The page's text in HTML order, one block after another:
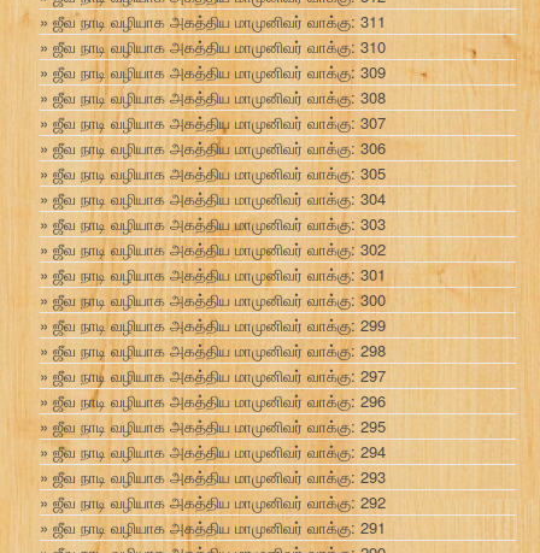
ஜீவ நாடி வழியாக அகத்திய மாமுனிவர் வாக்கு: 311
ஜீவ நாடி வழியாக அகத்திய மாமுனிவர் வாக்கு: 310
ஜீவ நாடி வழியாக அகத்திய மாமுனிவர் வாக்கு: 309
ஜீவ நாடி வழியாக அகத்திய மாமுனிவர் வாக்கு: 308
ஜீவ நாடி வழியாக அகத்திய மாமுனிவர் வாக்கு: 307
ஜீவ நாடி வழியாக அகத்திய மாமுனிவர் வாக்கு: 306
ஜீவ நாடி வழியாக அகத்திய மாமுனிவர் வாக்கு: 305
ஜீவ நாடி வழியாக அகத்திய மாமுனிவர் வாக்கு: 304
ஜீவ நாடி வழியாக அகத்திய மாமுனிவர் வாக்கு: 303
ஜீவ நாடி வழியாக அகத்திய மாமுனிவர் வாக்கு: 302
ஜீவ நாடி வழியாக அகத்திய மாமுனிவர் வாக்கு: 301
ஜீவ நாடி வழியாக அகத்திய மாமுனிவர் வாக்கு: 300
ஜீவ நாடி வழியாக அகத்திய மாமுனிவர் வாக்கு: 299
ஜீவ நாடி வழியாக அகத்திய மாமுனிவர் வாக்கு: 298
ஜீவ நாடி வழியாக அகத்திய மாமுனிவர் வாக்கு: 297
ஜீவ நாடி வழியாக அகத்திய மாமுனிவர் வாக்கு: 296
ஜீவ நாடி வழியாக அகத்திய மாமுனிவர் வாக்கு: 295
ஜீவ நாடி வழியாக அகத்திய மாமுனிவர் வாக்கு: 294
ஜீவ நாடி வழியாக அகத்திய மாமுனிவர் வாக்கு: 293
ஜீவ நாடி வழியாக அகத்திய மாமுனிவர் வாக்கு: 292
ஜீவ நாடி வழியாக அகத்திய மாமுனிவர் வாக்கு: 291